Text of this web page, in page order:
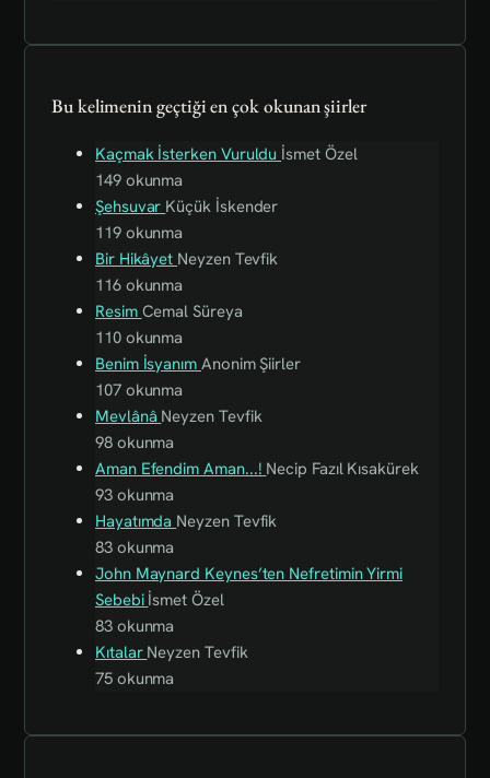
Bu kelimenin geçtiği en çok okunan şiirler
Kaçmak İsterken Vuruldu İsmet Özel
149 okunma
Şehsuvar Küçük İskender
119 okunma
Bir Hikâyet Neyzen Tevfik
116 okunma
Resim Cemal Süreya
110 okunma
Benim İsyanım Anonim Şiirler
107 okunma
Mevlânâ Neyzen Tevfik
98 okunma
Aman Efendim Aman...! Necip Fazıl Kısakürek
93 okunma
Hayatımda Neyzen Tevfik
83 okunma
John Maynard Keynes’ten Nefretimin Yirmi
Sebebi İsmet Özel
83 okunma
Kıtalar Neyzen Tevfik
75 okunma